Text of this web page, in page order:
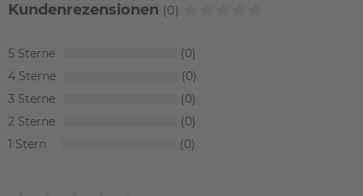
Kundenrezensionen (0)
5
0
4
0
3
0
2
0
1
0